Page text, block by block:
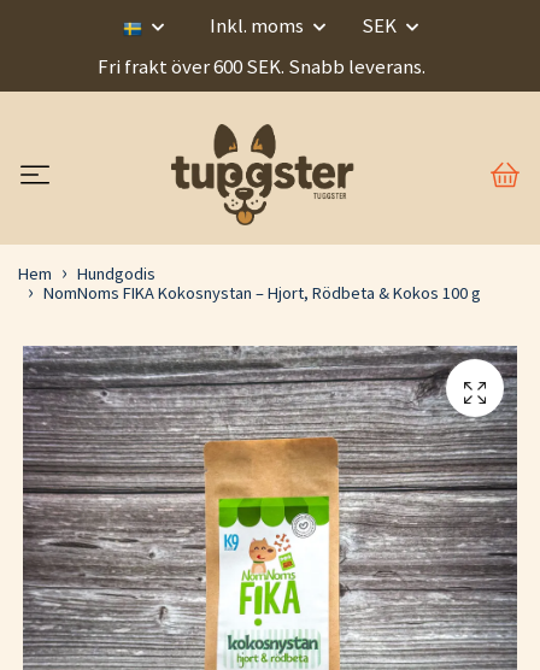
Inkl. moms
SEK
Fri frakt över 600 SEK. Snabb leverans.
Hem
Hundgodis
NomNoms FIKA Kokosnystan – Hjort, Rödbeta & Kokos 100 g